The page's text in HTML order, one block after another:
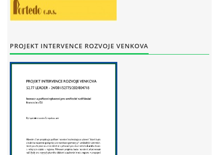
© 2026 eStránky.cz |Tisk|Aktualizováno: 29. 7. 2026
PROJEKT INTERVENCE ROZVOJE VENKOVA